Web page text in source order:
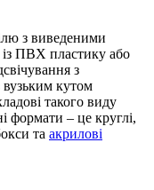
з виведеними
із ПВХ пластику або
з
кутом
такого виду
формати – це круглі,
та акрилові